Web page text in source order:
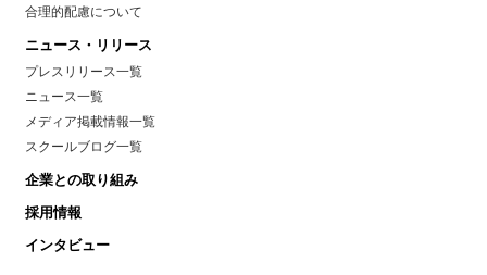
合理的配慮について
ニュース・リリース
プレスリリース一覧
ニュース一覧
メディア掲載情報一覧
スクールブログ一覧
企業との取り組み
採用情報
インタビュー